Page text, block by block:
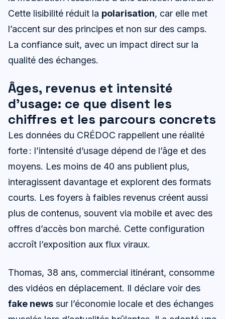
Cette lisibilité réduit la polarisation, car elle met
l’accent sur des principes et non sur des camps.
La confiance suit, avec un impact direct sur la
qualité des échanges.
Âges, revenus et intensité
d’usage: ce que disent les
chiffres et les parcours concrets
Les données du CRÉDOC rappellent une réalité
forte : l’intensité d’usage dépend de l’âge et des
moyens. Les moins de 40 ans publient plus,
interagissent davantage et explorent des formats
courts. Les foyers à faibles revenus créent aussi
plus de contenus, souvent via mobile et avec des
offres d’accès bon marché. Cette configuration
accroît l’exposition aux flux viraux.
Thomas, 38 ans, commercial itinérant, consomme
des vidéos en déplacement. Il déclare voir des
fake news sur l’économie locale et des échanges